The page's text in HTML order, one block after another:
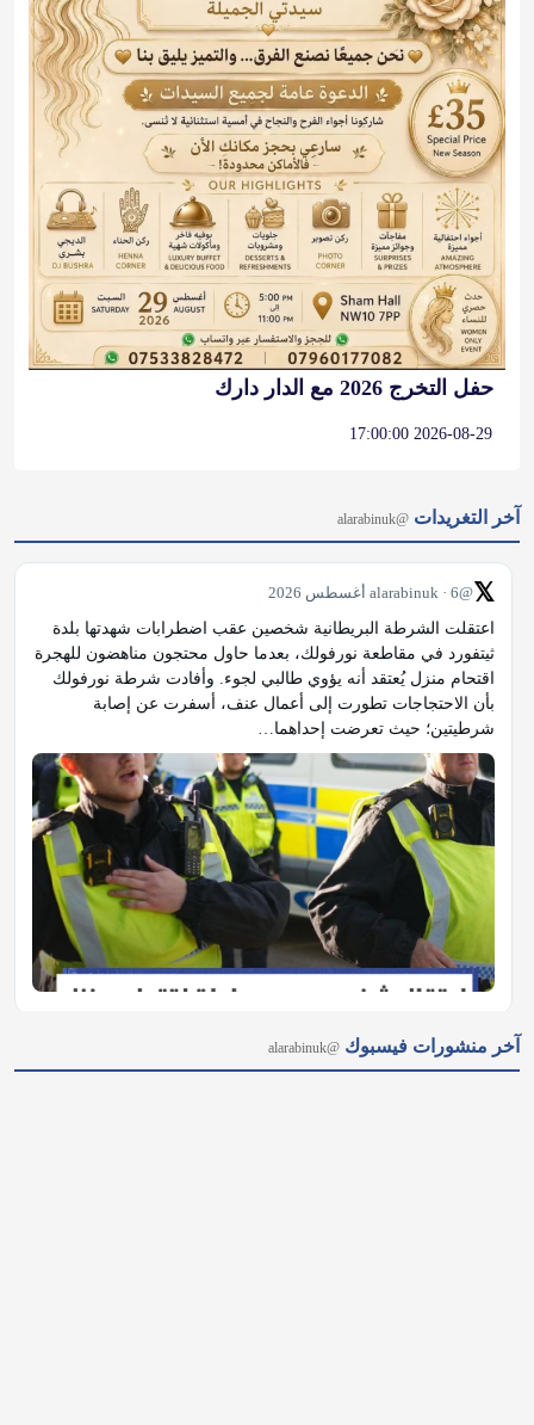
حفل التخرج 2026 مع الدار دارك
2026-08-29 17:00:00
آخر التغريدات @alarabinuk
𝕏@alarabinuk · 6 أغسطس 2026
شرطيتين؛ حيث تعرضت إحداهما…
𝕏@alarabinuk · 6 أغسطس 2026
آخر منشورات فيسبوك @alarabinuk